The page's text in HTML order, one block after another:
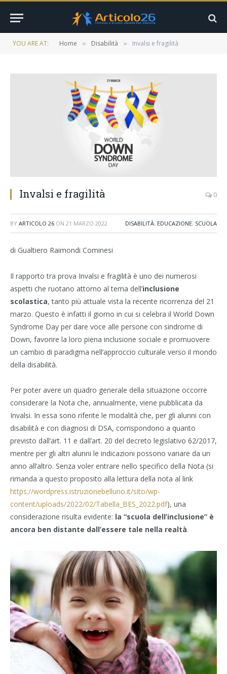
YOU ARE AT: Home » Disabilità » Invalsi e fragilità
Invalsi e fragilità 0
BY ARTICOLO 26 ON 21 MARZO 2022 DISABILITÀ, EDUCAZIONE, SCUOLA
di Gualtiero Raimondi Cominesi
Il rapporto tra prova Invalsi e fragilità è uno dei numerosi
aspetti che ruotano attorno al tema dell’inclusione
scolastica, tanto più attuale vista la recente ricorrenza del 21
marzo. Questo è infatti il giorno in cui si celebra il World Down
Syndrome Day per dare voce alle persone con sindrome di
Down, favorire la loro piena inclusione sociale e promuovere
un cambio di paradigma nell’approccio culturale verso il mondo
della disabilità.
Per poter avere un quadro generale della situazione occorre
considerare la Nota che, annualmente, viene pubblicata da
Invalsi. In essa sono riferite le modalità che, per gli alunni con
disabilità e con diagnosi di DSA, corrispondono a quanto
previsto dall’art. 11 e dall’art. 20 del decreto legislativo 62/2017,
mentre per gli altri alunni le indicazioni possono variare da un
anno all’altro. Senza voler entrare nello specifico della Nota (si
rimanda a questo proposito alla lettura della nota al link
https://wordpress.istruzionebelluno.it/sito/wp-
content/uploads/2022/02/Tabella_BES_2022.pdf), una
considerazione risulta evidente: la “scuola dell’inclusione” è
ancora ben distante dall’essere tale nella realtà.